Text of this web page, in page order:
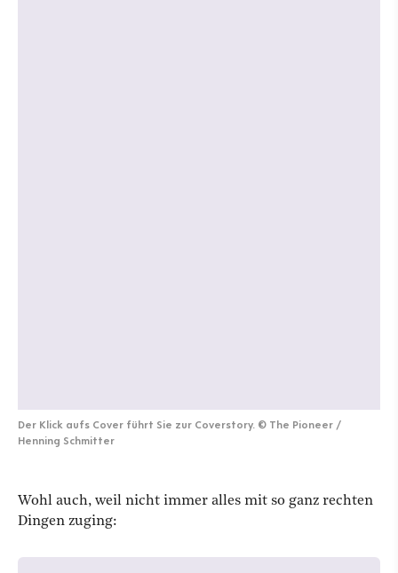
Der Klick aufs Cover führt Sie zur Coverstory. © The Pioneer /
Henning Schmitter
Wohl auch, weil nicht immer alles mit so ganz rechten
Dingen zuging: